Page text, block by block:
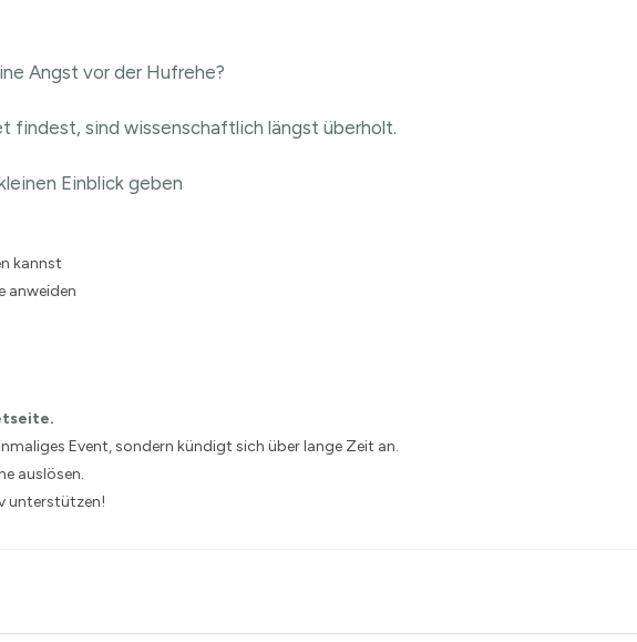
Angst vor der Hufrehe?
findest, sind wissenschaftlich längst überholt.
Einblick geben
kannst
anweiden
.
Event, sondern kündigt sich über lange Zeit an.
auslösen.
unterstützen!